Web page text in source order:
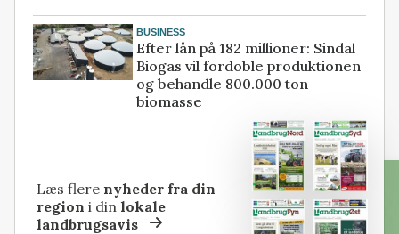
BUSINESS
Efter lån på 182 millioner: Sindal
Biogas vil fordoble produktionen
og behandle 800.000 ton
biomasse
Læs flere nyheder fra din
region i dinlokale
landbrugsavis